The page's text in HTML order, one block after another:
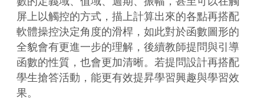
屏上以觸控的方式，描上計算出來的各點再搭配
軟體操控決定角度的滑桿，如此對於函數圖形的
全貌會有更進一步的理解，後續教師提問與引導
函數的性質，也會更加清晰。若提問設計再搭配
學生搶答活動，能更有效提昇學習興趣與學習效
果。